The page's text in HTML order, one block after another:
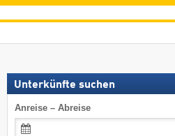
Unterkünfte suchen
Anreise – Abreise